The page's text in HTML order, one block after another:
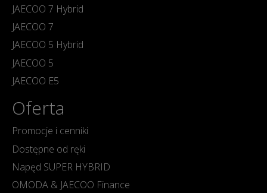
JAECOO 7 Hybrid
JAECOO 7
JAECOO 5 Hybrid
JAECOO 5
JAECOO E5
Oferta
Promocje i cenniki
Dostępne od ręki
Napęd SUPER HYBRID
OMODA & JAECOO Finance